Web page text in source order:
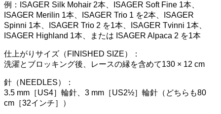
例：ISAGER Silk Mohair 2本、ISAGER Soft Fine 1本、
ISAGER Merilin 1本、ISAGER Trio 1 を2本、ISAGER
Spinni 1本、ISAGER Trio 2 を1本、ISAGER Tvinni 1本、
ISAGER Highland 1本、または ISAGER Alpaca 2 を1本
仕上がりサイズ（FINISHED SIZE）：
洗濯とブロッキング後、レースの縁を含めて130 × 12 cm
針（NEEDLES）：
3.5 mm［US4］輪針、3 mm［US2½］輪針（どちらも80
cm［32インチ］）